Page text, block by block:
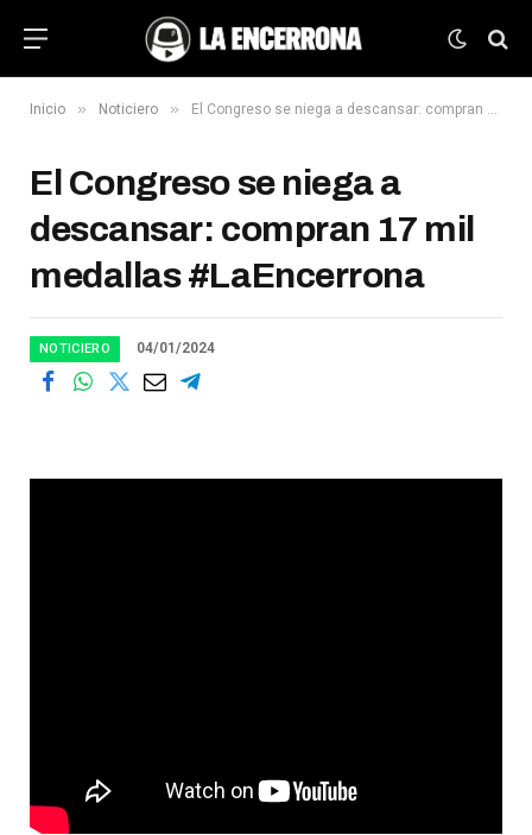
Inicio » Noticiero » El Congreso se niega a descansar: compran 17 mil medallas #LaEncerrona
El Congreso se niega a
descansar: compran 17 mil
medallas #LaEncerrona
NOTICIERO 04/01/2024